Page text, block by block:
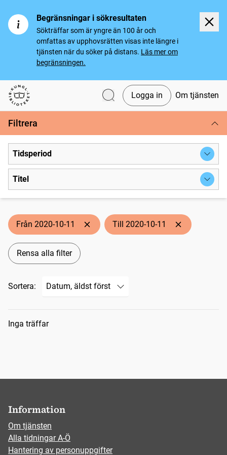
Begränsningar i sökresultaten
Sökträffar som är yngre än 100 år och
omfattas av upphovsrätten visas inte längre i
tjänsten när du söker på distans. Läs mer om
begränsningen.
Svenska tidningar
Logga in Om tjänsten
Filtrera
Tidsperiod
Titel
Från 2020-10-11 Till 2020-10-11
Rensa alla filter
Sortera:
Sökresultat
Inga träffar
Information
Om tjänsten
Alla tidningar A-Ö
Hantering av personuppgifter